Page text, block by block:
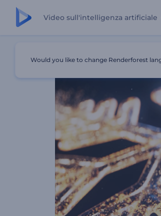
Video sull'intelligenza artificiale
Would you like to change Renderforest